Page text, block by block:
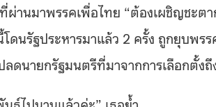
านมาพรรคเพื่อไทย “ต้องเผชิญชะตา
นรัฐประหารมาแล้ว 2 ครั้ง ถูกยุบพร
ดนายกรัฐมนตรีที่มาจากการเลือกตั้งถึ